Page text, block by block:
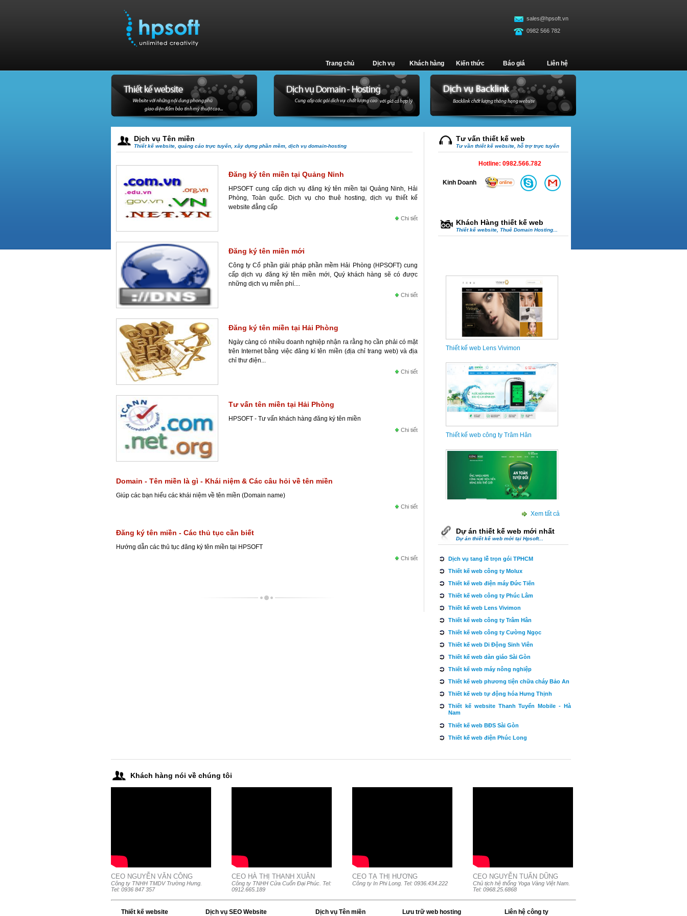
sales@hpsoft.vn
0982 566 782
Trang chủ Dịch vụ Khách hàng Kiến thức Báo giá Liên hệ
Dịch vụ Tên miền
Thiết kế website, quảng cáo trực tuyến, xây dựng phần mềm, dịch vụ domain-hosting
Đăng ký tên miền tại Quảng Ninh
HPSOFT cung cấp dịch vụ đăng ký tên miền tại Quảng Ninh, Hải
Phòng, Toàn quốc. Dịch vụ cho thuê hosting, dịch vụ thiết kế
website đẳng cấp
Chi tiết
Đăng ký tên miền mới
Công ty Cổ phần giải pháp phần mềm Hải Phòng (HPSOFT) cung
cấp dịch vụ đăng ký tên miền mới, Quý khách hàng sẽ có được
những dịch vụ miễn phí....
Chi tiết
Đăng ký tên miền tại Hải Phòng
Ngày càng có nhiều doanh nghiệp nhận ra rằng họ cần phải có mặt
trên Internet bằng việc đăng kí tên miền (địa chỉ trang web) và địa
chỉ thư điện...
Chi tiết
Tư vấn tên miền tại Hải Phòng
HPSOFT - Tư vấn khách hàng đăng ký tên miền
Chi tiết
Domain - Tên miền là gì - Khái niệm & Các câu hỏi về tên miền
Giúp các bạn hiểu các khái niệm về tên miền (Domain name)
Chi tiết
Đăng ký tên miền - Các thủ tục cần biết
Hướng dẫn các thủ tục đăng ký tên miền tại HPSOFT
Chi tiết
Tư vấn thiết kế web
Tư vần thiết kế website, hỗ trợ trực tuyến
Hotline: 0982.566.782
Kinh Doanh
Khách Hàng thiết kế web
Thiết kế website, Thuê Domain Hosting...
Thiết kế web Lens Vivimon
Thiết kế web công ty Trâm Hân
Thiết kế web công ty Cường Ngọc
Thiết kế web công ty Molux
Xem tất cả
Dự án thiết kế web mới nhất
Dự án thiết kế web mới tại Hpsoft...
Dịch vụ tang lễ trọn gói TPHCM
Thiết kế web công ty Molux
Thiết kế web điện máy Đức Tiến
Thiết kế web công ty Phúc Lâm
Thiết kế web Lens Vivimon
Thiết kế web công ty Trâm Hân
Thiết kế web công ty Cường Ngọc
Thiết kế web Di Động Sinh Viên
Thiết kế web dàn giáo Sài Gòn
Thiết kế web máy nông nghiệp
Thiết kế web phương tiện chữa cháy Bảo An
Thiết kế web tự động hóa Hưng Thịnh
Thiết kế website Thanh Tuyển Mobile - Hà
Nam
Thiết kế web BĐS Sài Gòn
Thiết kế web điện Phúc Long
Khách hàng nói về chúng tôi
CEO NGUYỄN VĂN CÔNG
Công ty TNHH TMDV Trường Hưng.
Tel: 0936 847 357
CEO HÀ THỊ THANH XUÂN
Công ty TNHH Cửa Cuốn Đại Phúc. Tel:
0912.665.189
CEO TẠ THỊ HƯƠNG
Công ty In Phi Long. Tel: 0936.434.222
CEO NGUYỄN TUẤN DŨNG
Chủ tịch hệ thống Yoga Vàng Việt Nam.
Tel: 0968.25.6868
Thiết kế website Dịch vụ SEO Website Dịch vụ Tên miền Lưu trữ web hosting Liên hệ công ty